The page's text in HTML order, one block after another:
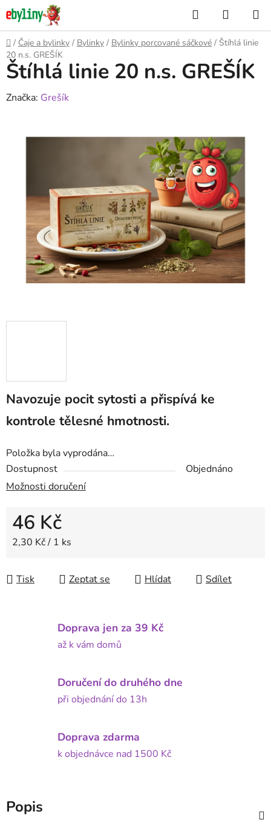
Přejít
na
obsah
Hledat
KOŠÍK
Domů
/ Čaje a bylinky / Bylinky / Bylinky porcované sáčkové / Štíhlá linie
20 n.s. GREŠÍK
Navozuje pocit sytosti a přispívá ke
kontrole tělesné hmotnosti.
Položka byla vyprodána…
Dostupnost
Objednáno
Možnosti doručení
46 Kč
Měrná cena:
2,30 Kč / 1 ks
Tisk Zeptat se Hlídat Sdílet
Štíhlá linie 20 n.s. GREŠÍK
Značka: Grešík
Doprava jen za 39 Kč
až k vám domů
Doručení do druhého dne
při objednání do 13h
Doprava zdarma
k objednávce nad 1500 Kč
Popis